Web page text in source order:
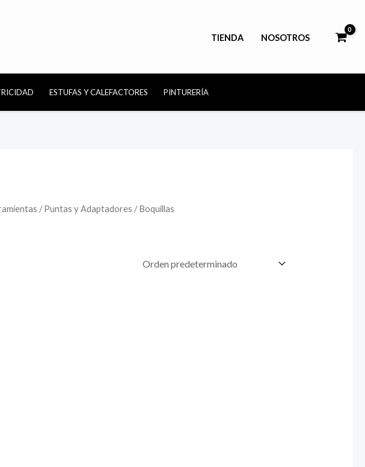
TIENDA NOSOTROS
ESTUFAS Y CALEFACTORES PINTURERÍA
/Puntas y Adaptadores / Boquillas